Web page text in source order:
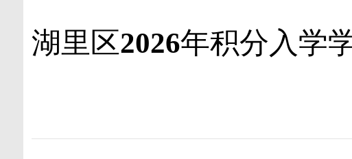
湖里区2026年积分入学